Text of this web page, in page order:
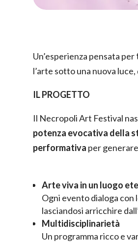
Un’esperienza pensata per
l’arte sotto una nuova
IL PROGETTO
Il Necropoli Art Festival
potenza evocativa della
performativa per
Arte viva in un luogo
Ogni evento dialoga con
lasciandosi arricchire
Multidisciplinarietà
Un programma ricco e